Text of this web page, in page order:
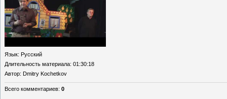
Язык: Русский
Длительность материала: 01:30:18
Автор: Dmitry Kochetkov
Всего комментариев: 0